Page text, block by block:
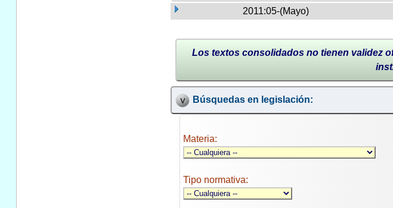
2011:05-(Mayo)
Los textos consolidados no tienen validez
Búsquedas en legislación:
Materia:
Tipo normativa: